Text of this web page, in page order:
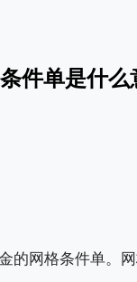
件单是什么
的网格条件单。